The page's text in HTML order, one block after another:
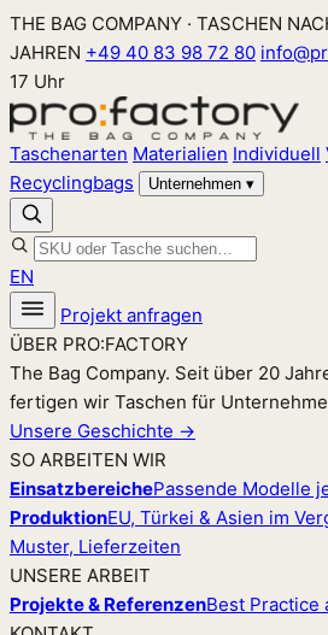
Zum
Inhalt
springen
THE BAG COMPANY · TASCHEN
JAHREN +49 40 83 98 72 80
17 Uhr
Taschenarten Materialien Individuell
Recyclingbags
Unternehmen ▾
EN
Projekt anfragen
ÜBER PRO:FACTORY
The Bag Company. Seit über 20
fertigen wir Taschen für
Unsere Geschichte →
SO ARBEITEN WIR
EinsatzbereichePassende Modelle
ProduktionEU, Türkei & Asien im
Muster, Lieferzeiten
UNSERE ARBEIT
Projekte & ReferenzenBest Practice